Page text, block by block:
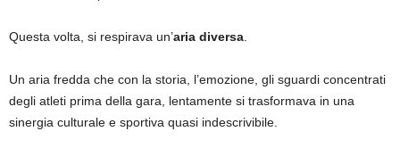
Questa volta, si respirava un’aria diversa
Un aria fredda che con la storia, l’emozione, gli sguardi concentrati
degli atleti prima della gara, lentamente si trasformava in una
sinergia culturale e sportiva quasi indescrivibile.